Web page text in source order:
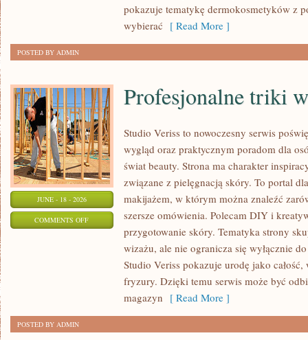
pokazuje tematykę dermokosmetyków z
wybierać [ Read More ]
POSTED BY ADMIN
JUNE - 18 - 2026
COMMENTS OFFON
PROFESJONALNE
WIZAŻYSTÓW
Profesjonalne triki
Studio Veriss to nowoczesny serwis
wygląd oraz praktycznym poradom dla
świat beauty. Strona ma charakter
związane z pielęgnacją skóry. To portal
makijażem, w którym można znaleźć
szersze omówienia. Polecam DIY i
przygotowanie skóry. Tematyka strony
wizażu, ale nie ogranicza się wyłącznie
Studio Veriss pokazuje urodę jako
fryzury. Dzięki temu serwis może być
magazyn [ Read More ]
POSTED BY ADMIN